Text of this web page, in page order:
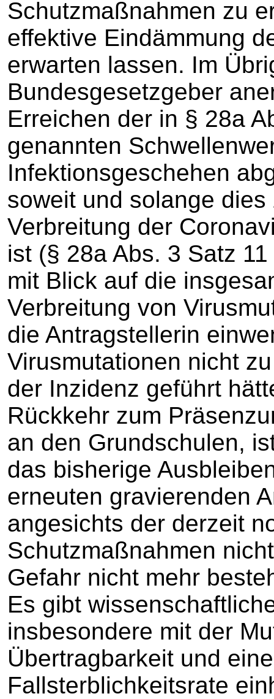
Schutzmaßnahmen zu
effektive Eindämmung
erwarten lassen. Im
Bundesgesetzgeber
Erreichen der in § 28a
genannten
Infektionsgeschehen
soweit und solange
Verbreitung der
ist (§ 28a Abs. 3 Satz
mit Blick auf die
Verbreitung von
die Antragstellerin
Virusmutationen nicht
der Inzidenz geführt
Rückkehr zum
an den Grundschulen,
das bisherige
erneuten gravierenden
angesichts der derzeit
Schutzmaßnahmen
Gefahr nicht mehr
Es gibt
insbesondere mit der
Übertragbarkeit und
Fallsterblichkeitsrate